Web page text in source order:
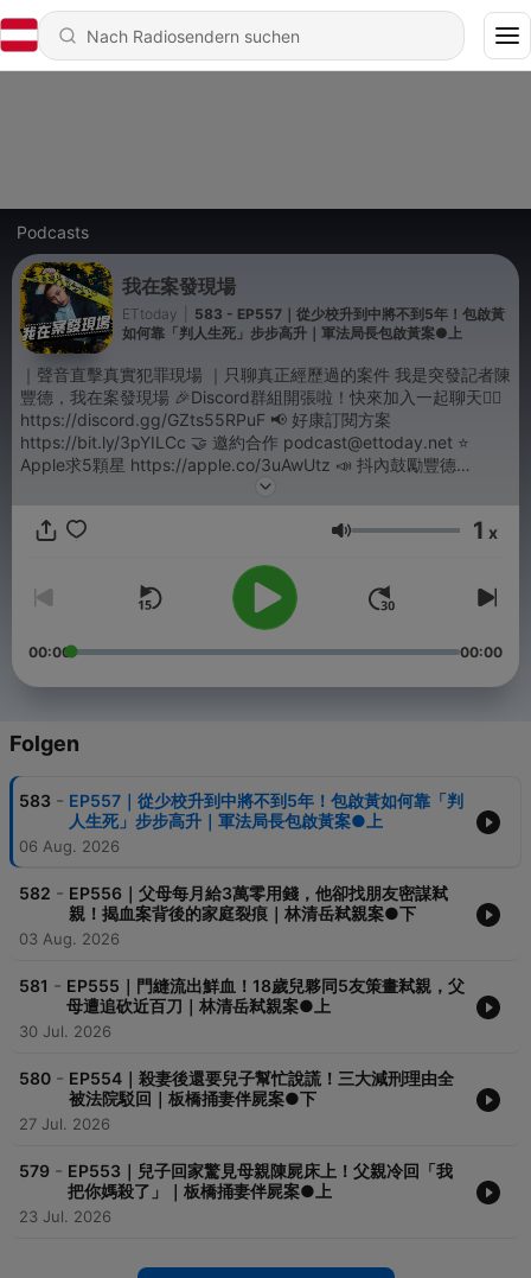
Podcasts
我在案發現場
ETtoday
583 - EP557｜從少校升到中將不到5年！包啟黃
如何靠「判人生死」步步高升｜軍法局長包啟黃案●上
｜聲音直擊真實犯罪現場 ｜只聊真正經歷過的案件 我是突發記者陳
豐德，我在案發現場 🎉Discord群組開張啦！快來加入一起聊天👉🏻
https://discord.gg/GZts55RPuF 📢 好康訂閱方案
https://bit.ly/3pYILCc 🤝 邀約合作 podcast@ettoday.net ⭐
Apple求5顆星 https://apple.co/3uAwUtz 📣 抖內鼓勵豐德
https://bit.ly/2SK5P9G 🙋‍♂️ 來ig找我 https://bit.ly/2GCrgE6 🙋‍♂️ FB
- Hosting provided by
Lautstärke 1 x
00:00 00:00
Folgen
583 - EP557｜從少校升到中將不到5年！包啟黃如何靠「判
人生死」步步高升｜軍法局長包啟黃案●上
06 Aug. 2026
582 - EP556｜父母每月給3萬零用錢，他卻找朋友密謀弒
親！揭血案背後的家庭裂痕｜林清岳弒親案●下
03 Aug. 2026
581 - EP555｜門縫流出鮮血！18歲兒夥同5友策畫弒親，父
母遭追砍近百刀｜林清岳弒親案●上
30 Jul. 2026
580 - EP554｜殺妻後還要兒子幫忙說謊！三大減刑理由全
被法院駁回｜板橋捅妻伴屍案●下
27 Jul. 2026
579 - EP553｜兒子回家驚見母親陳屍床上！父親冷回「我
把你媽殺了」｜板橋捅妻伴屍案●上
23 Jul. 2026